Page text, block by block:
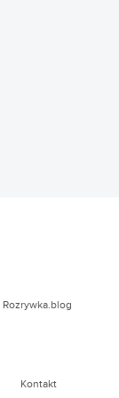
Rozrywka.blog
Kontakt